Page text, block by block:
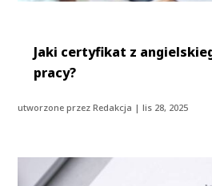
Jaki certyfikat z
pracy?
utworzone przezRedakcja |lis 28, 2025